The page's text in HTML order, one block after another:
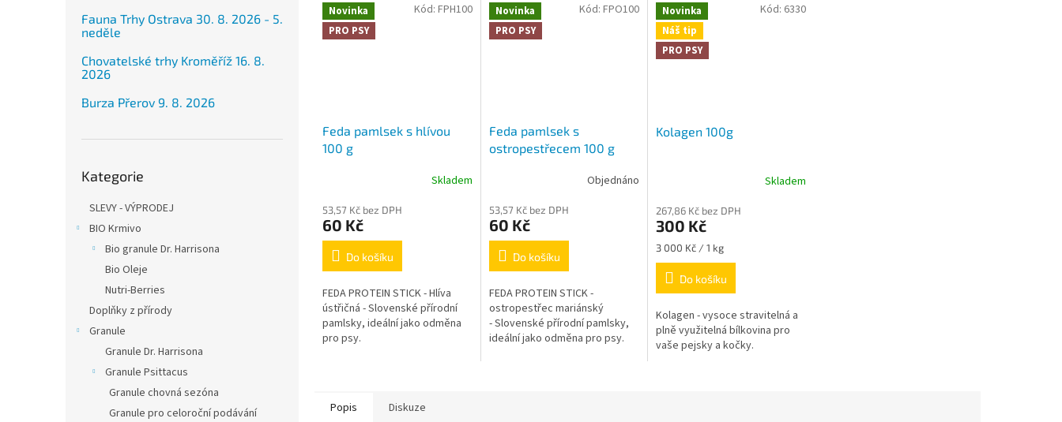
Fauna Trhy Ostrava 30. 8. 2026 - 5.
neděle
Chovatelské trhy Kroměříž 16. 8.
2026
Burza Přerov 9. 8. 2026
kategorie
Kategorie
SLEVY - VÝPRODEJ
BIO Krmivo
Bio granule Dr. Harrisona
Bio Oleje
Nutri-Berries
Doplňky z přírody
Granule
Granule Dr. Harrisona
Granule Psittacus
Granule chovná sezóna
Granule pro celoroční podávání
Novinka
PRO PSY
Feda pamlsek s hlívou
100 g
Skladem
53,57 Kč bez DPH
60 Kč
Do košíku
FEDA PROTEIN STICK - Hlíva
ústřičná - Slovenské přírodní
pamlsky, ideální jako odměna
pro psy.
Kód: FPH100
Novinka
PRO PSY
Feda pamlsek s
ostropestřecem 100 g
Objednáno
53,57 Kč bez DPH
60 Kč
Do košíku
FEDA PROTEIN STICK -
ostropestřec mariánský
- Slovenské přírodní pamlsky,
ideální jako odměna pro psy.
Kód: FPO100
Novinka
Náš tip
PRO PSY
Kolagen 100g
Skladem
267,86 Kč bez DPH
300 Kč
Měrná
cena:
3 000 Kč / 1 kg
Do košíku
Kolagen - vysoce stravitelná a
plně využitelná bílkovina pro
vaše pejsky a kočky.
Kód: 6330
Popis Diskuze